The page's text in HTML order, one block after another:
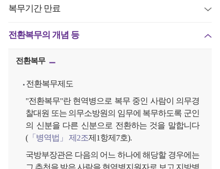
복무기간 만료
전환복무의 개념 등
전환복무
전환복무제도
"전환복무"란 현역병으로 복무 중인 사람이 의무경
찰대원 또는 의무소방원의 임무에 복무하도록 군인
의 신분을 다른 신분으로 전환하는 것을 말합니다
( 「병역법」 제2조제1항제7호).
국방부장관은 다음의 어느 하나에 해당할 경우에는